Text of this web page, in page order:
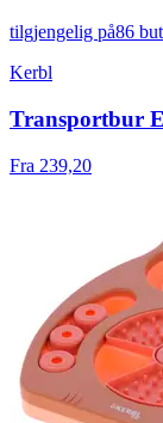
tilgjengelig på86
Kerbl
Transportbur
Fra 239,20